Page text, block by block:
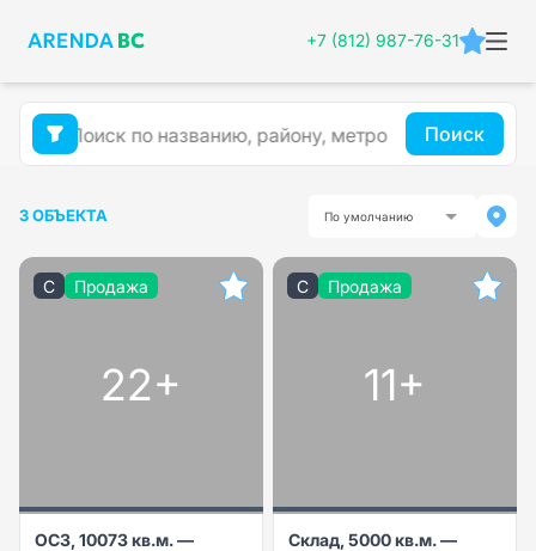
+7 (812) 987-76-31
Поиск
3 ОБЪЕКТА По умолчанию
C Продажа
22+
ОСЗ, 10073 кв.м. —
C Продажа
11+
Cклад, 5000 кв.м. —